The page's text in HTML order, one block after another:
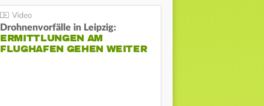
Drohnenvorfälle in Leipzig:
ERMITTLUNGEN AM
FLUGHAFEN GEHEN WEITER